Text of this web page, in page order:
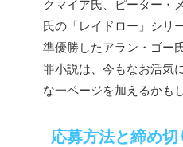
クマイア氏、ピーター・
氏の「レイドロー」シリ
準優勝したアラン・ゴー
罪小説は、今もなお活気
な一ページを加えるかも
応募方法と締め